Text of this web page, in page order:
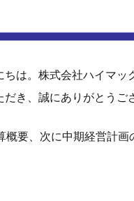
ちは。株式会社ハイマ
き、誠にありがとうご
要、次に中期経営計